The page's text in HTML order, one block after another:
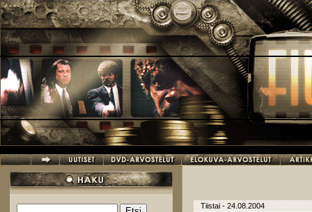
Hyppää pääsisältöön
Tiistai - 24.08.2004